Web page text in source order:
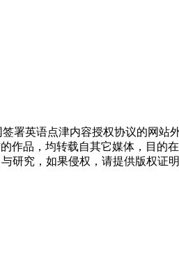
署英语点津内容授权协议的网站
作品，均转载自其它媒体，目的
研究，如果侵权，请提供版权证明